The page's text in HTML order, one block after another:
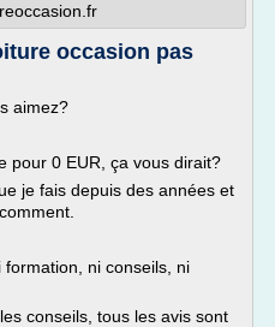
occasion pas
aimez?
pour 0 EUR, ça vous dirait?
je fais depuis des années et
ni conseils, ni
conseils, tous les avis sont